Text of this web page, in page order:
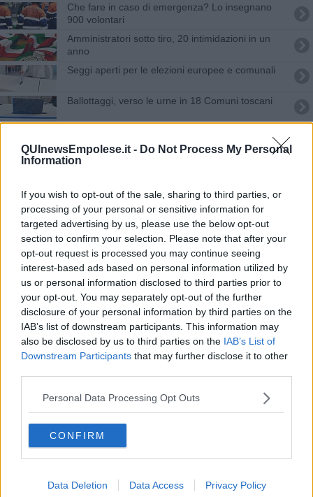
QUInewsEmpolese.it - Do Not Process My Personal
Information
If you wish to opt-out of the sale, sharing to third parties, or
processing of your personal or sensitive information for
targeted advertising by us, please use the below opt-out
section to confirm your selection. Please note that after your
opt-out request is processed you may continue seeing
interest-based ads based on personal information utilized by
us or personal information disclosed to third parties prior to
your opt-out. You may separately opt-out of the further
disclosure of your personal information by third parties on the
IAB’s list of downstream participants. This information may
also be disclosed by us to third parties on the IAB’s List of
Downstream Participants that may further disclose it to other
Personal Data Processing Opt Outs
CONFIRM
Data Deletion Data Access Privacy Policy
Che fare in caso di emergenza? Lo insegnano
900 volontari
Amministratori sotto tiro, 20 intimidazioni in un
anno
Seggi aperti per le elezioni europee e comunali
Ballottaggi, verso le urne in 18 Comuni toscani
Comune
Maltempo, Toscana in allerta arancione
#1MAGGIOALMUSEO, dove andare in Toscana
Rifiuti, tre impianti per rivoluzionare la Toscana
Alle fermate dei bus arrivano 1.013 paline
elettroniche
Censimento 2022 allo sprint finale
Aprono le porte 120 dimore storiche toscane
Alluvione, dal Mimit 50 milioni per le aree colpite
Finanziate nove nuove piste ciclabili
Migranti e cittadini insieme per ripulire l'Arno
contrastarlo